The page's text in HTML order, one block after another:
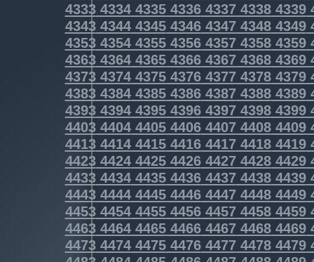
4333433443354336433743384339
4343434443454346434743484349
4353435443554356435743584359
4363436443654366436743684369
4373437443754376437743784379
4383438443854386438743884389
4393439443954396439743984399
4403440444054406440744084409
4413441444154416441744184419
4423442444254426442744284429
4433443444354436443744384439
4443444444454446444744484449
4453445444554456445744584459
4463446444654466446744684469
4473447444754476447744784479